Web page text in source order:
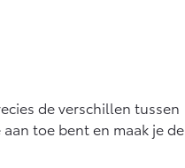
de verschillen tussen
toe bent en maak je de